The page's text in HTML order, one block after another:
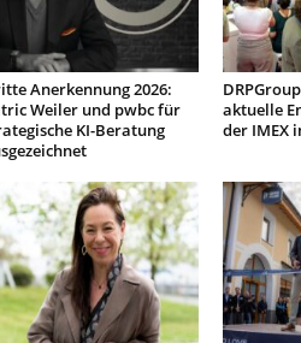
Anerkennung 2026:
Weiler und pwbc für
KI-Beratung
aktuelle
der IMEX